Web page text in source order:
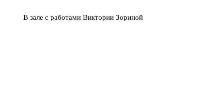
В зале с работами Виктории Зориной